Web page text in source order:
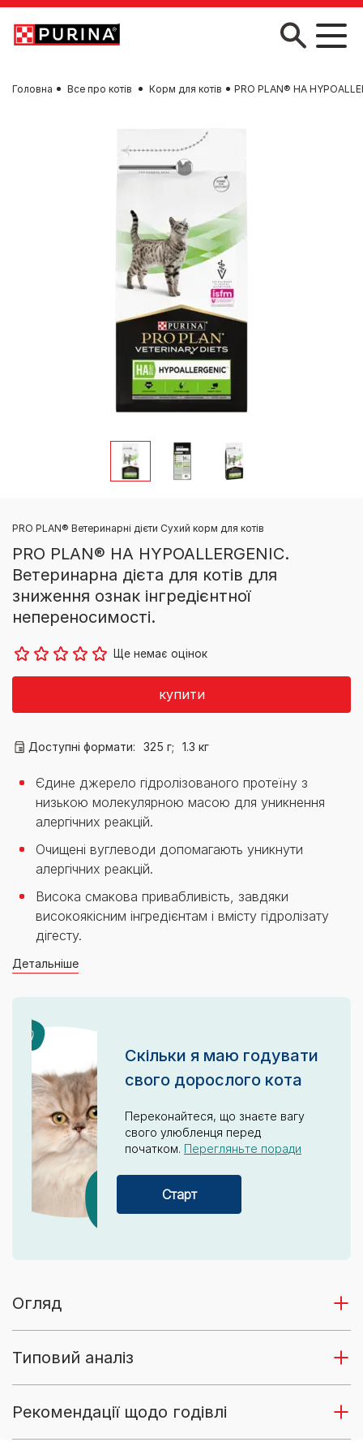
Skip to main content
Головна Все про котів Корм для котів PRO PLAN® HA
PRO PLAN® Ветеринарні дієти Сухий корм для котів
PRO PLAN® HA HYPOALLERGENIC.
Ветеринарна дієта для котів для
зниження ознак інгредієнтної
непереносимості.
Ще немає оцінок
купити
Доступні формати: 325 г; 1.3 кг
Єдине джерело гідролізованого протеїну з
низькою молекулярною масою для уникнення
алергічних реакцій.
Очищені вуглеводи допомагають уникнути
алергічних реакцій.
Висока смакова привабливість, завдяки
високоякісним інгредієнтам і вмісту гідролізату
дігесту.
Детальніше
Скільки я маю годувати
свого дорослого кота
Переконайтеся, що знаєте вагу
свого улюбленця перед
початком. Перегляньте поради
Старт
Огляд
Типовий аналіз
Рекомендації щодо годівлі